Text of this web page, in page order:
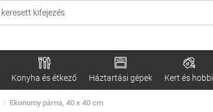
Konyha és étkező Háztartási gépek Kert és hobbi
Ekonomy párna, 40 x 40 cm